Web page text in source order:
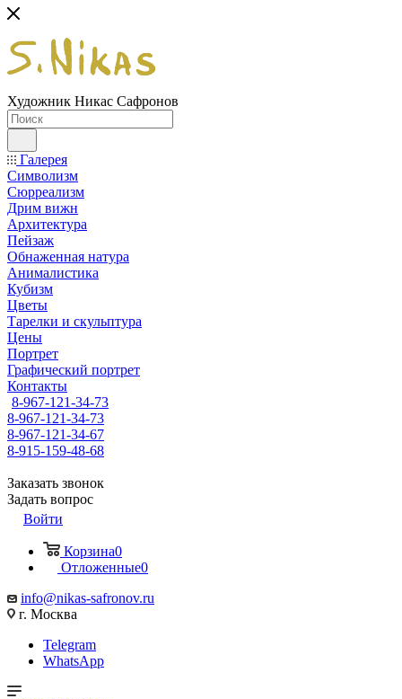
Художник Никас Сафронов
Галерея
Символизм
Сюрреализм
Дрим вижн
Архитектура
Пейзаж
Обнаженная натура
Анималистика
Кубизм
Цветы
Тарелки и скульптура
Цены
Портрет
Графический портрет
Контакты
8-967-121-34-73
8-967-121-34-73
8-967-121-34-67
8-915-159-48-68
Заказать звонок
Задать вопрос
Войти
Корзина0
Отложенные0
info@nikas-safronov.ru
г. Москва
Telegram
WhatsApp